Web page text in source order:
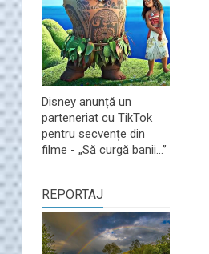
Disney anunță un
parteneriat cu TikTok
pentru secvențe din
filme - „Să curgă banii...”
REPORTAJ